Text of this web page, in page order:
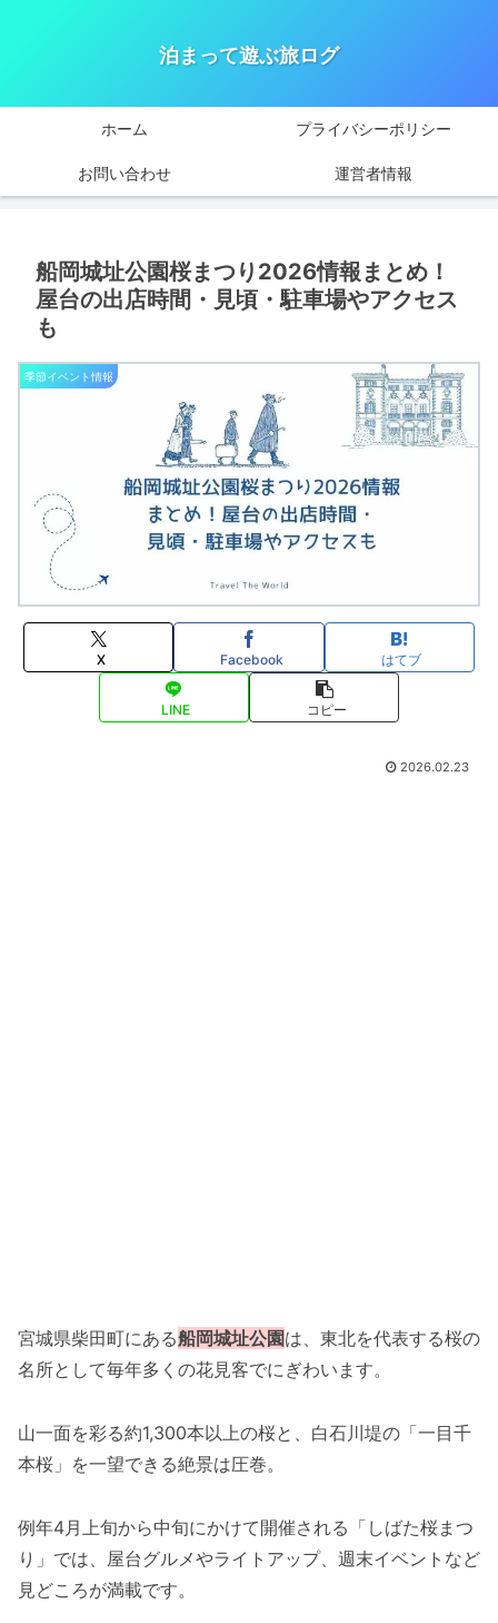
泊まって遊ぶ旅ログ
ホーム プライバシーポリシー
お問い合わせ 運営者情報
船岡城址公園桜まつり2026情報まとめ！
屋台の出店時間・見頃・駐車場やアクセス
も
季節イベント情報
X Facebook はてブ
LINE コピー
2026.02.23
宮城県柴田町にある船岡城址公園は、東北を代表する桜の
名所として毎年多くの花見客でにぎわいます。
山一面を彩る約1,300本以上の桜と、白石川堤の「一目千
本桜」を一望できる絶景は圧巻。
例年4月上旬から中旬にかけて開催される「しばた桜まつ
り」では、屋台グルメやライトアップ、週末イベントなど
見どころが満載です。